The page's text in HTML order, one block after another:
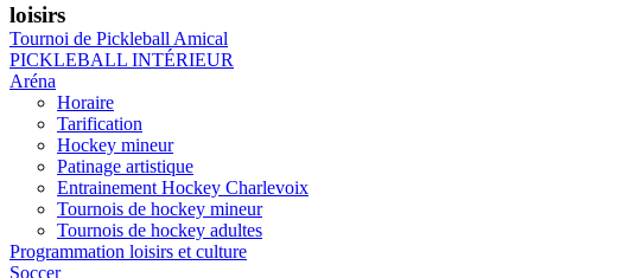
loisirs
Tournoi de Pickleball Amical
PICKLEBALL INTÉRIEUR
Aréna
Horaire
Tarification
Hockey mineur
Patinage artistique
Entrainement Hockey Charlevoix
Tournois de hockey mineur
Tournois de hockey adultes
Programmation loisirs et culture
Soccer